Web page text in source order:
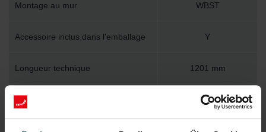
Montage au mur WBST
Accessoire inclus dans l'emballage Y
Longueur technique 1201 mm
Hauteur technique 700 mm